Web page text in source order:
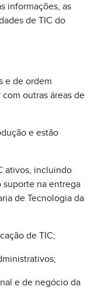
informações, as
de TIC do
e de ordem
outras áreas de
e estão
ativos, incluindo
na entrega
de Tecnologia da
de TIC;
e de negócio da